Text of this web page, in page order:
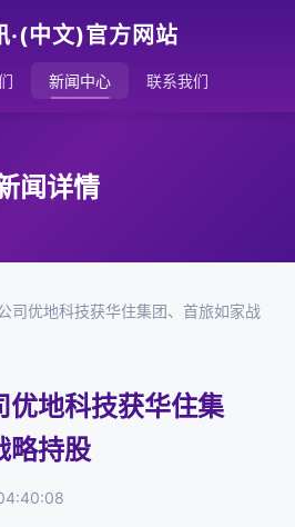
·(中文)官方网站
新闻中心 联系我们
闻详情
司优地科技获华住集团、首旅如家战
优地科技获华住集
略持股